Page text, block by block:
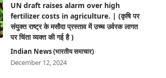
UN draft raises alarm over high
fertilizer costs in agriculture. | (कृषि पर
संयुक्त राष्ट्र के मसौदा प्रस्ताव में उच्च उर्वरक लागत
पर चिंता व्यक्त की गई है )
Indian News (भारतीय समाचार)
December 12, 2024